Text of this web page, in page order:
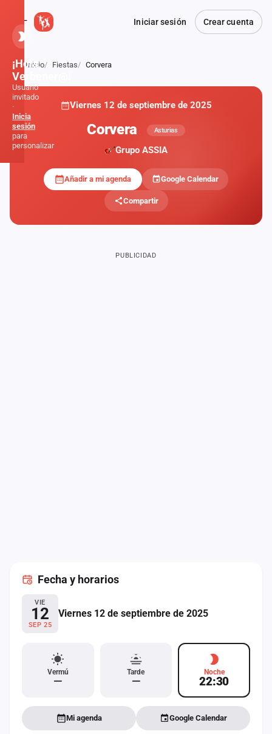
Iniciar sesión Crear cuenta
Atrás
Inicio Fiestas Corvera
Viernes 12 de septiembre de 2025
Corvera Asturias
Grupo ASSIA
Añadir a mi agenda Google Calendar
Compartir
PUBLICIDAD
Fecha y horarios
VIE
12
SEP 25
Viernes 12 de septiembre de 2025
Vermú
—
Tarde
—
Noche
22:30
Mi agenda Google Calendar
¡Hola,
Verbener@!
Usuario
invitado
·
Inicia
sesión
para
personalizar
Administración
Contacto